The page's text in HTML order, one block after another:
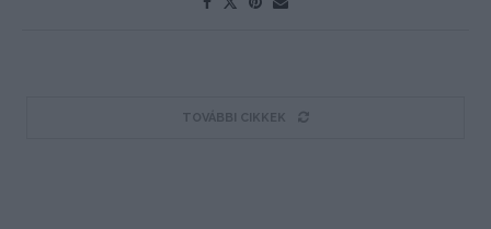
TOVÁBBI CIKKEK